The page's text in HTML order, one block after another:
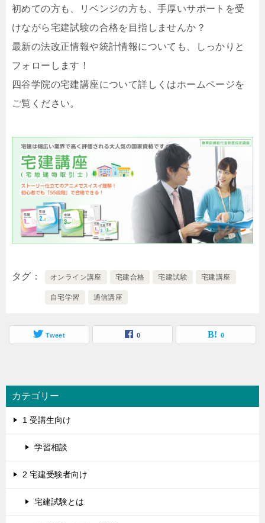
初めての方も、リベンジの方も、手厚いサポートを受
けながら宅建試験の合格を目指しませんか？
最新の法改正情報や統計情報についても、しっかりと
フォローします！
四谷学院の宅建講座について詳しくはホームページを
ご覧ください。
タグ オンライン講座 宅建合格 宅建試験 宅建講座
自宅学習 通信講座
Tweet 0 0
カテゴリー
1 受講生向け
学習相談
2 宅建受験者向け
宅建試験とは